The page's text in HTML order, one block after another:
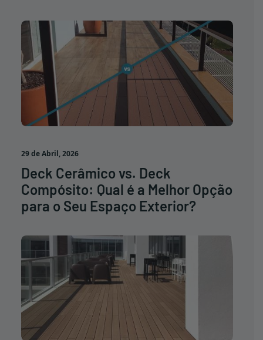
29 de Abril, 2026
Deck Cerâmico vs. Deck
Compósito: Qual é a Melhor Opção
para o Seu Espaço Exterior?